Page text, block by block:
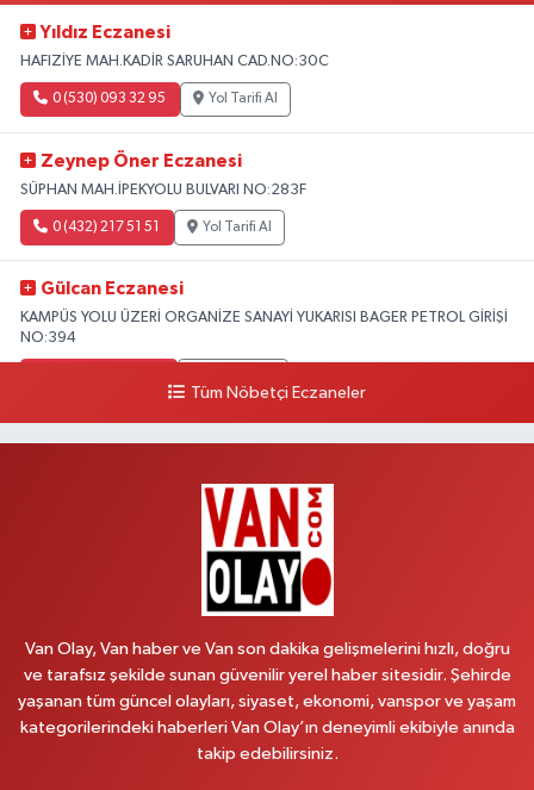
Yıldız Eczanesi
HAFIZİYE MAH.KADİR SARUHAN CAD.NO:30C
0 (530) 093 32 95 Yol Tarifi Al
Zeynep Öner Eczanesi
SÜPHAN MAH.İPEKYOLU BULVARI NO:283F
0 (432) 217 51 51 Yol Tarifi Al
Gülcan Eczanesi
KAMPÜS YOLU ÜZERİ ORGANİZE SANAYİ YUKARISI BAGER PETROL GİRİŞİ
NO:394
HEKİM HASTANESİ ACİL KARŞISI
Yol Tarifi Al
MAHMUDİYE MAH.ATATÜRK CAD.NO:17B
0 (531) 621 69 65 Yol Tarifi Al
Onay Eczanesi
Tüm Nöbetçi Eczaneler
Van Olay, Van haber ve Van son dakika gelişmelerini hızlı, doğru
ve tarafsız şekilde sunan güvenilir yerel haber sitesidir. Şehirde
yaşanan tüm güncel olayları, siyaset, ekonomi, vanspor ve yaşam
kategorilerindeki haberleri Van Olay’ın deneyimli ekibiyle anında
takip edebilirsiniz.